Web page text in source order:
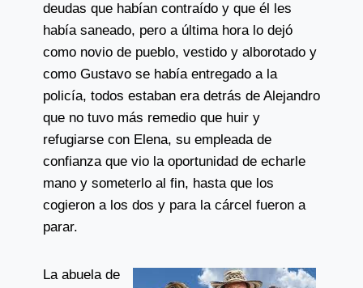
deudas que habían contraído y que él les
había saneado, pero a última hora lo dejó
como novio de pueblo, vestido y alborotado y
como Gustavo se había entregado a la
policía, todos estaban era detrás de Alejandro
que no tuvo más remedio que huir y
refugiarse con Elena, su empleada de
confianza que vio la oportunidad de echarle
mano y someterlo al fin, hasta que los
cogieron a los dos y para la cárcel fueron a
parar.
La abuela de